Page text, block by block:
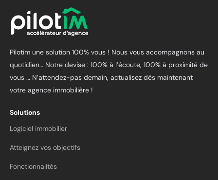
Pilotim une solution 100% vous ! Nous vous accompagnons au
quotidien… Notre devise : 100% à l’écoute, 100% à proximité de
vous … N’attendez-pas demain, actualisez dès maintenant
votre agence immobilière !
Solutions
Logiciel immobilier
Atteignez vos objectifs
Fonctionnalités